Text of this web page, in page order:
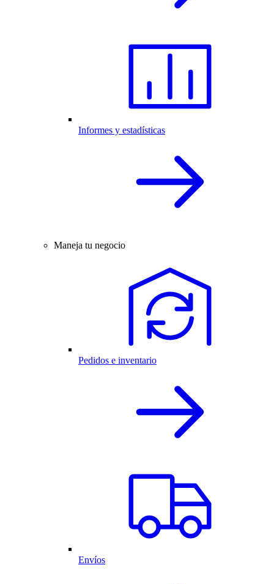
Informes y estadísticas
Maneja tu negocio
Pedidos e inventario
Envíos